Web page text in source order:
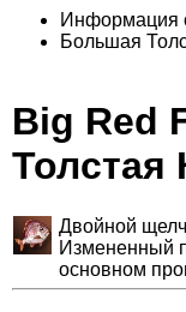
Информация
Большая
Big Red
Толстая
Двойной
Измененный
основном